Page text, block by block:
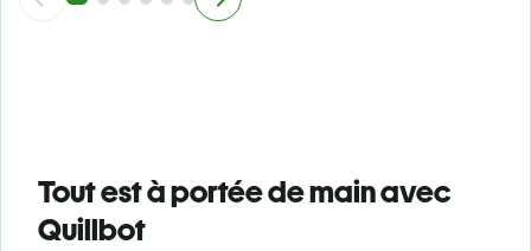
Tout est à portée de main avec
Quillbot